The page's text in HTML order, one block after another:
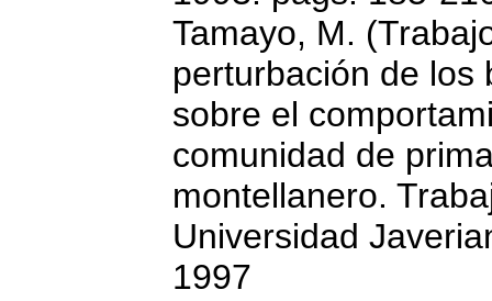
Tamayo, M.
perturbación de los
sobre el
comunidad de
montellanero.
Universidad
1997